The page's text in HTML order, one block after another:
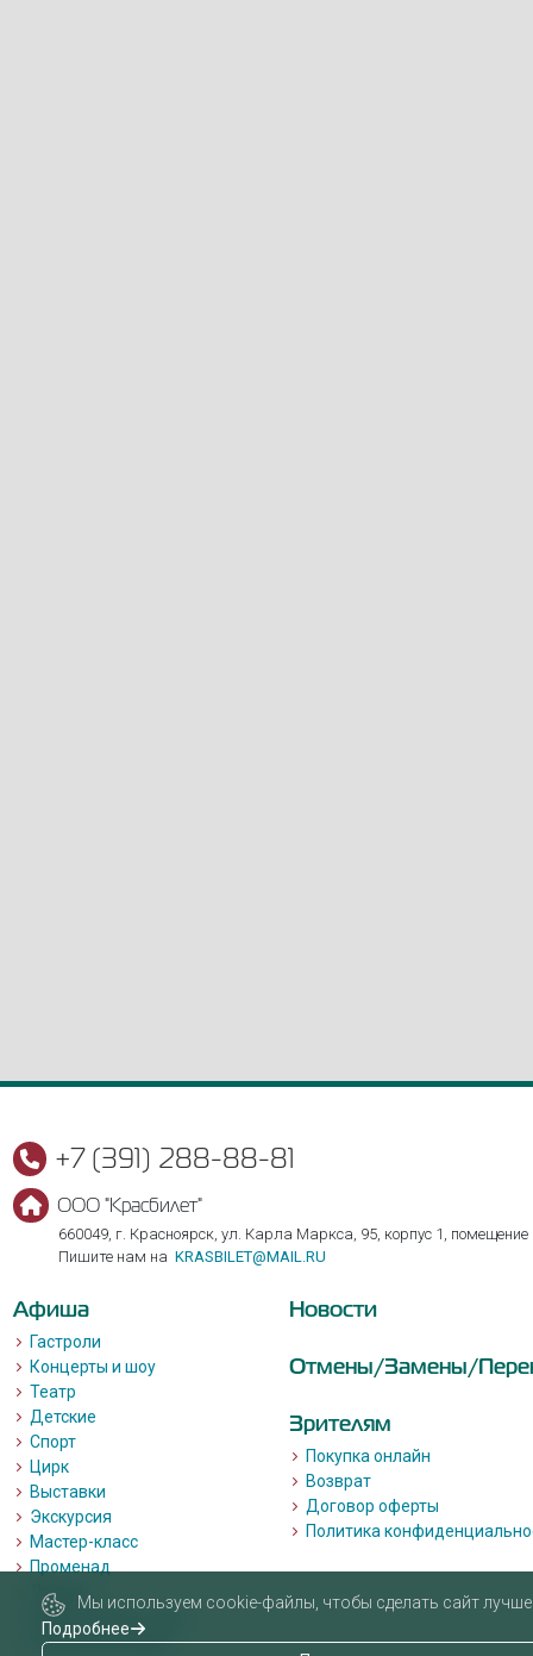
+7 (391) 288-88-81
ООО "Красбилет"
660049, г. Красноярск, ул. Карла Маркса, 95, корпус 1, помещение
Пишите нам на KRASBILET@MAIL.RU
Афиша
Гастроли
Концерты и шоу
Театр
Детские
Спорт
Цирк
Выставки
Экскурсия
Мастер-класс
Променад
Лекции
Квизы, квесты, игры.
Пушкинская карта
Новости
Отмены/Замены/
Зрителям
Покупка онлайн
Возврат
Договор оферты
Политика
Мы используем cookie-файлы, чтобы сделать сайт лучше
Подробнее